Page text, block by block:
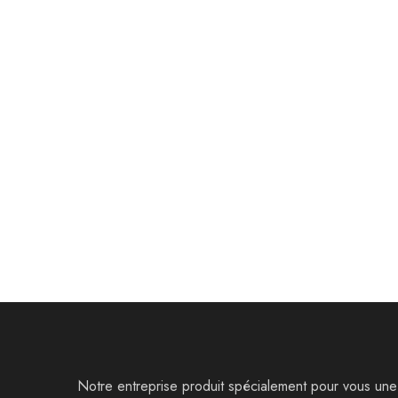
Notre entreprise produit spécialement pour vous une